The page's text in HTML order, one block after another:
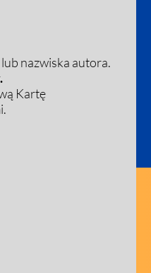
nazwiska autora.
Kartę